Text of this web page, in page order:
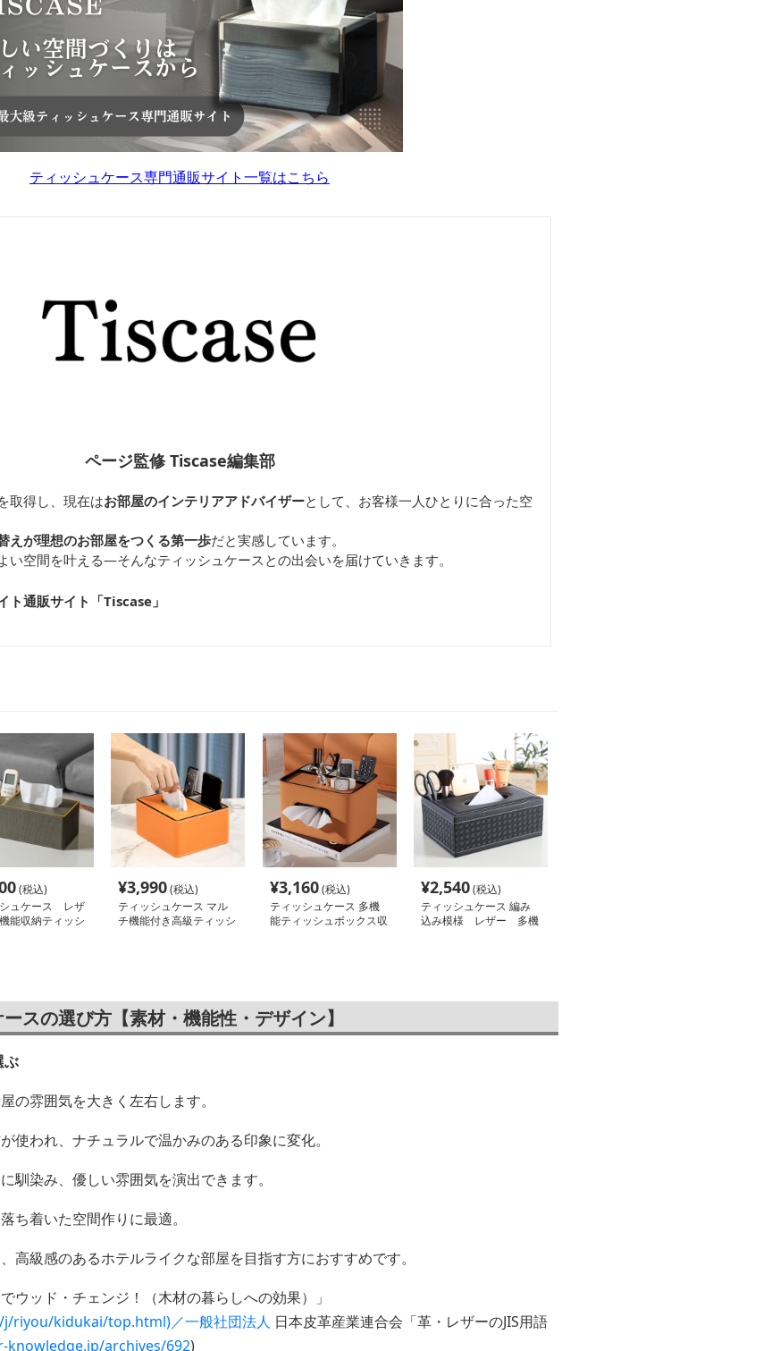
ティッシュケース専門通販サイト一覧はこちら
ページ監修 Tiscase編集部
取得し、現在はお部屋のインテリアアドバイザーとして、お客様一人ひとりに合った空
えが理想のお部屋をつくる第一歩だと実感しています。
い空間を叶える—そんなティッシュケースとの出会いを届けていきます。
ト通販サイト「Tiscase 」
(税込)
ュケース レザ
能収納ティッシ
¥3,990(税込)
ティッシュケース マル
チ機能付き高級ティッシ
¥3,160(税込)
ティッシュケース 多機
能ティッシュボックス収
¥2,540(税込)
ティッシュケース 編み
込み模様 レザー 多機
スの選び方【素材・機能性・デザイン】
ぶ
の雰囲気を大きく左右します。
使われ、ナチュラルで温かみのある印象に変化。
馴染み、優しい雰囲気を演出できます。
ち着いた空間作りに最適。
高級感のあるホテルライクな部屋を目指す方におすすめです。
ウッド・チェンジ！（木材の暮らしへの効果）」
riyou/kidukai/top.html)／一般社団法人 日本皮革産業連合会「革・レザーのJIS用語
knowledge.jp/archives/692)